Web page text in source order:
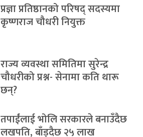
प्रज्ञा प्रतिष्ठानको परिषद् सदस्यमा
कृष्णराज चौधरी नियुक्त
राज्य व्यवस्था समितिमा सुरेन्द्र
चौधरीको प्रश्न- सेनामा कति थारू
छन्?
तपाईंलाई भोलि सरकारले बनाउँदैछ
लखपति, बाँड्दैछ २५ लाख